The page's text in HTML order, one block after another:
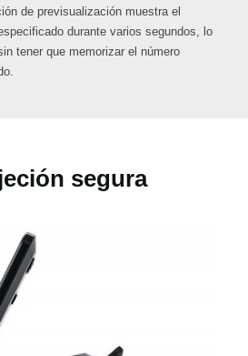
de previsualización muestra el
durante varios segundos, lo
tener que memorizar el número
segura